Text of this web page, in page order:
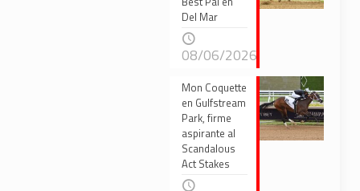
Del Mar
08/06/2026
Mon Coquette
en Gulfstream
Park, firme
aspirante al
Scandalous
Act Stakes